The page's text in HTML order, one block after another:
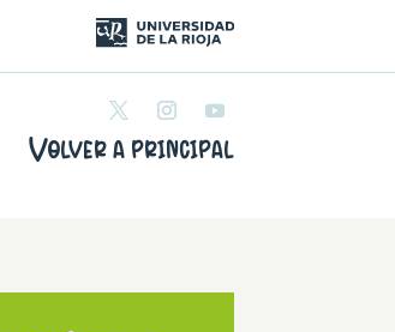
Volver a principal